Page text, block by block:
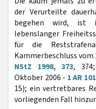
der Verurteilte
begehen wird, ist
lebenslanger
für die
Kammerbeschluss vom
NStZ 1998, 373,
Oktober 2006 - 1 AR
15); ein vertretbares
vorliegenden Fall